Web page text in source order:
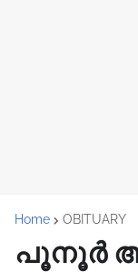
Home OBITUARY
പൂനൂർ